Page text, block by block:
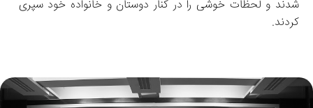
شدند و لحظات خوشی را در کنار دوستان و خانواده خود سپری
کردند.